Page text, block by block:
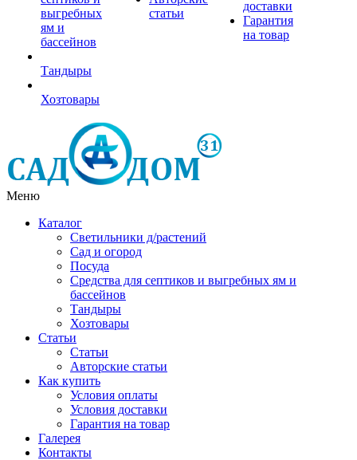
выгребных
ям и
бассейнов
Тандыры
Хозтовары
статьи
доставки
Гарантия
на товар
Меню
Каталог
Светильники д/растений
Сад и огород
Посуда
Средства для септиков и выгребных ям и
бассейнов
Тандыры
Хозтовары
Статьи
Статьи
Авторские статьи
Как купить
Условия оплаты
Условия доставки
Гарантия на товар
Галерея
Контакты